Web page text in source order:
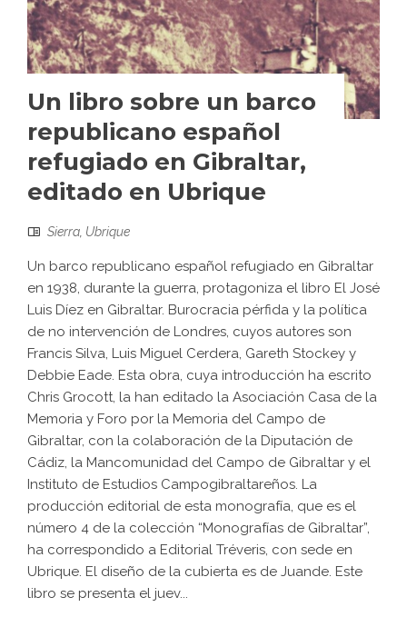
Un libro sobre un barco
republicano español
refugiado en Gibraltar,
editado en Ubrique
Sierra Ubrique
Un barco republicano español refugiado en Gibraltar
en 1938, durante la guerra, protagoniza el libro El José
Luis Díez en Gibraltar. Burocracia pérfida y la política
de no intervención de Londres, cuyos autores son
Francis Silva, Luis Miguel Cerdera, Gareth Stockey y
Debbie Eade. Esta obra, cuya introducción ha escrito
Chris Grocott, la han editado la Asociación Casa de la
Memoria y Foro por la Memoria del Campo de
Gibraltar, con la colaboración de la Diputación de
Cádiz, la Mancomunidad del Campo de Gibraltar y el
Instituto de Estudios Campogibraltareños. La
producción editorial de esta monografía, que es el
número 4 de la colección “Monografías de Gibraltar”,
ha correspondido a Editorial Tréveris, con sede en
Ubrique. El diseño de la cubierta es de Juande. Este
libro se presenta el juev...